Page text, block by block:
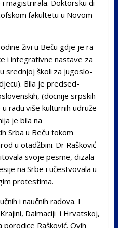
i ma­gi­stri­ra­la. Dok­tor­sku di­
fa­kul­te­tu u No­vom
ži­vi u Be­ču gdje je ra­
i in­te­gra­tiv­ne na­sta­ve za
sred­njoj ško­li za ju­go­slo­
Bi­la je pred­sed­
(doc­ni­je srp­skih
ra­du vi­še kul­tur­nih udru­že­
je bila na
Srba u Beču tokom
u otadžbini. Dr Rašković
svoje pesme, dizala
na Srbe i učestvovala u
protestima.
i naučnih radova. I
Dalmaciji i Hrvatskoj,
Rašković. Ovih